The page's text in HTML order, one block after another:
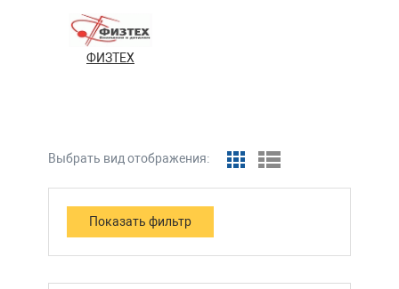
ФИЗТЕХ
Выбрать вид отображения: